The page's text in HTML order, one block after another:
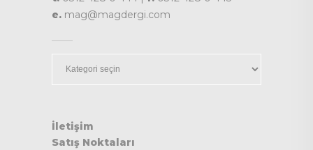
e. mag@magdergi.com
İletişim
Satış Noktaları